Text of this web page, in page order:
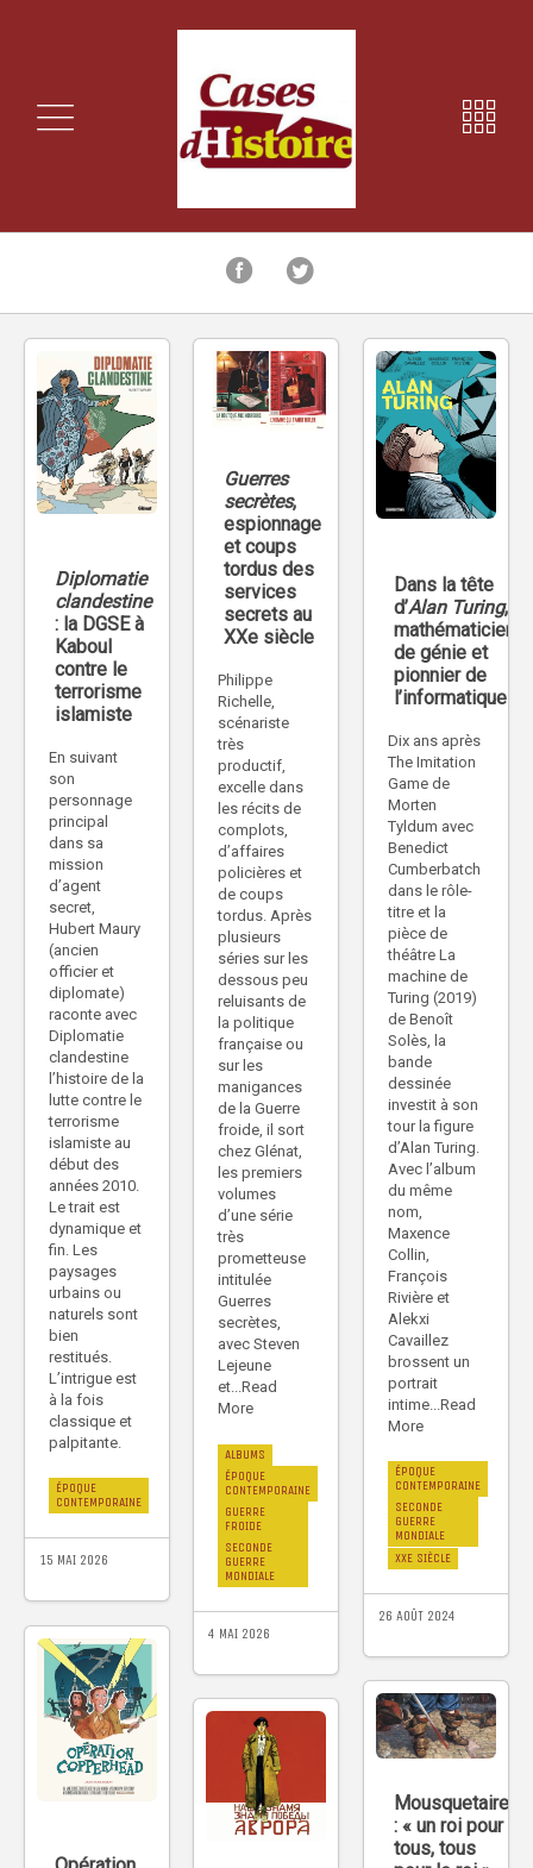
Diplomatie
clandestine
: la DGSE à
Kaboul
contre le
terrorisme
islamiste
En suivant
son
personnage
principal
dans sa
mission
d’agent
secret,
Hubert Maury
(ancien
officier et
diplomate)
raconte avec
Diplomatie
clandestine
l’histoire de la
lutte contre le
terrorisme
islamiste au
début des
années 2010.
Le trait est
dynamique et
fin. Les
paysages
urbains ou
naturels sont
bien
restitués.
L’intrigue est
à la fois
classique et
palpitante.
ÉPOQUE
CONTEMPORAINE
15 MAI 2026
Guerres
secrètes,
espionnage
et coups
tordus des
services
secrets au
XXe siècle
Philippe
Richelle,
scénariste
très
productif,
excelle dans
les récits de
complots,
d’affaires
policières et
de coups
tordus. Après
plusieurs
séries sur les
dessous peu
reluisants de
la politique
française ou
sur les
manigances
de la Guerre
froide, il sort
chez Glénat,
les premiers
volumes
d’une série
très
prometteuse
intitulée
Guerres
secrètes,
avec Steven
Lejeune
et...Read
More
ALBUMS
ÉPOQUE
CONTEMPORAINE
GUERRE
FROIDE
SECONDE
GUERRE
MONDIALE
4 MAI 2026
Dans la tête
d’Alan Turing,
mathématicien
de génie et
pionnier de
l’informatique
Dix ans après
The Imitation
Game de
Morten
Tyldum avec
Benedict
Cumberbatch
dans le rôle-
titre et la
pièce de
théâtre La
machine de
Turing (2019)
de Benoît
Solès, la
bande
dessinée
investit à son
tour la figure
d’Alan Turing.
Avec l’album
du même
nom,
Maxence
Collin,
François
Rivière et
Alekxi
Cavaillez
brossent un
portrait
intime...Read
More
ÉPOQUE
CONTEMPORAINE
SECONDE
GUERRE
MONDIALE
XXE SIÈCLE
26 AOÛT 2024
Mousquetaire
: « un roi pour
tous, tous